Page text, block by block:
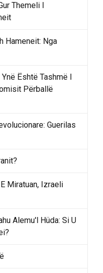
Themeli I
Hameneit: Nga
Është Tashmë I
Përballë
Guerilas
Miratuan, Izraeli
Alemu'l Hüda: Si U